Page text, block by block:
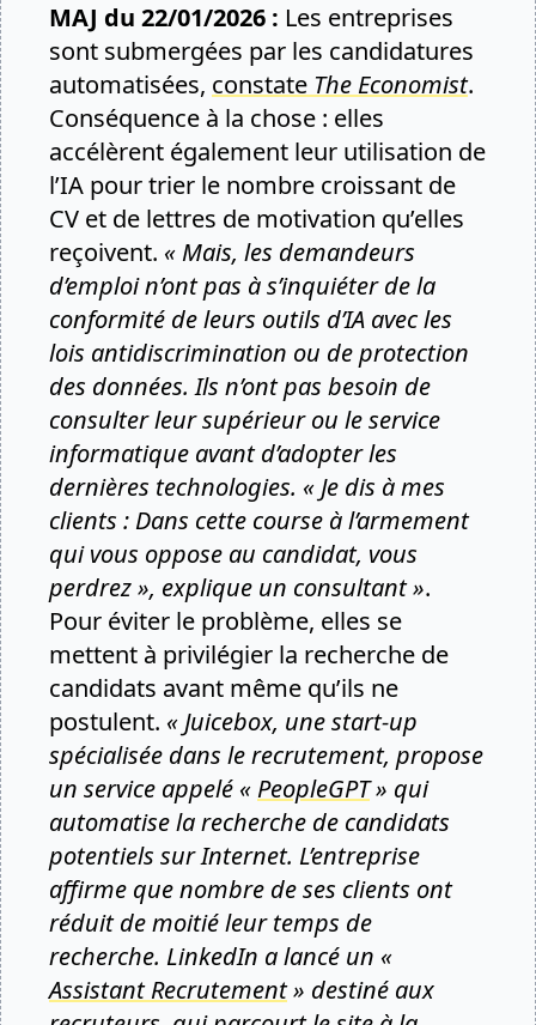
MAJ du 22/01/2026 : Les entreprises
sont submergées par les candidatures
automatisées, constate The Economist.
Conséquence à la chose : elles
accélèrent également leur utilisation de
l’IA pour trier le nombre croissant de
CV et de lettres de motivation qu’elles
reçoivent. « Mais, les demandeurs
d’emploi n’ont pas à s’inquiéter de la
conformité de leurs outils d’IA avec les
lois antidiscrimination ou de protection
des données. Ils n’ont pas besoin de
consulter leur supérieur ou le service
informatique avant d’adopter les
dernières technologies. « Je dis à mes
clients : Dans cette course à l’armement
qui vous oppose au candidat, vous
perdrez », explique un consultant ».
Pour éviter le problème, elles se
mettent à privilégier la recherche de
candidats avant même qu’ils ne
postulent. « Juicebox, une start-up
spécialisée dans le recrutement, propose
un service appelé « PeopleGPT» qui
automatise la recherche de candidats
potentiels sur Internet. L’entreprise
affirme que nombre de ses clients ont
réduit de moitié leur temps de
recherche. LinkedIn a lancé un «
Assistant Recrutement» destiné aux